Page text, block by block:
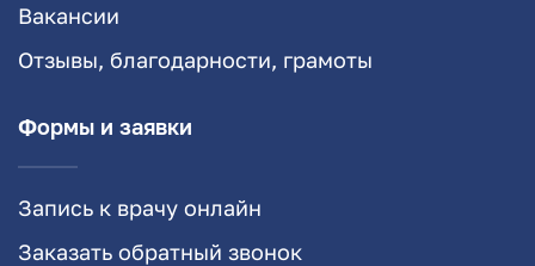
Вакансии
Отзывы, благодарности, грамоты
Формы и заявки
Запись к врачу онлайн
Заказать обратный звонок